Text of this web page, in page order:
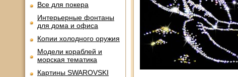
Все для покера
Интерьерные фонтаны
для дома и офиса
Копии холодного оружия
Модели кораблей и
морская тематика
Картины SWAROVSKI